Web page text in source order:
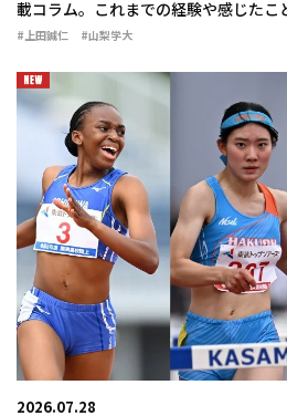
載コラム。これまでの経験や感じたこ
っていただきます！ 広告の下にコン
#上田誠仁 #山梨学大
2026.07.28